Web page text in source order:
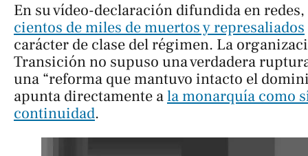
En su vídeo-declaración difundida en redes,
cientos de miles de muertos y represaliados
carácter de clase del régimen. La
Transición no supuso una verdadera
una “reforma que mantuvo intacto el
apunta directamente ala monarquía como
continuidad.